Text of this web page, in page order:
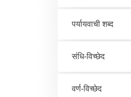
पर्यायवाची शब्द
संधि-विच्छेद
वर्ण-विच्छेद